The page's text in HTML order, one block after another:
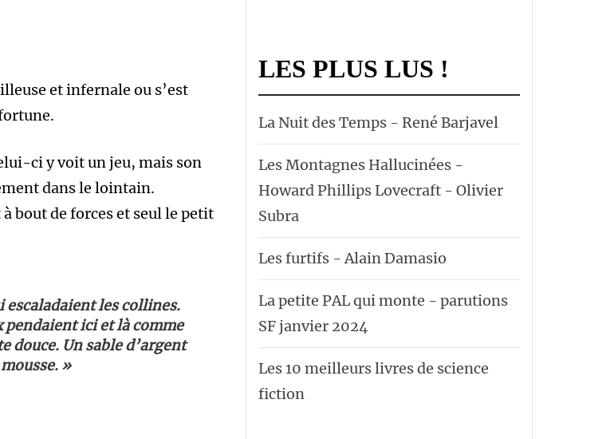
et infernale ou s’est
ci y voit un jeu, mais son
dans le lointain.
bout de forces et seul le petit
escaladaient les collines.
ici et là comme
douce. Un sable d’argent
»
LES PLUS LUS !
La Nuit des Temps - René Barjavel
Les Montagnes Hallucinées -
Howard Phillips Lovecraft - Olivier
Subra
Les furtifs - Alain Damasio
La petite PAL qui monte - parutions
SF janvier 2024
Les 10 meilleurs livres de science
fiction